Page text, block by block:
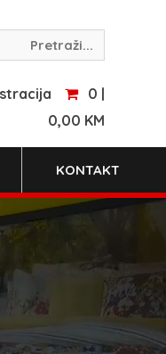
0 |
0,00 KM
KONTAKT